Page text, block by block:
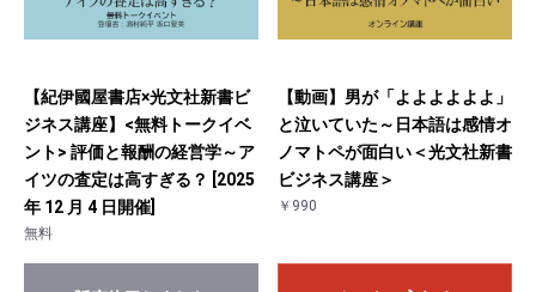
【紀伊國屋書店×光文社新書ビ
ジネス講座】<無料トークイベ
ント> 評価と報酬の経営学～ア
イツの査定は高すぎる？ [2025
年 12 月 4 日開催]
無料
【動画】男が「よよよよよよ」
と泣いていた～日本語は感情オ
ノマトペが面白い＜光文社新書
ビジネス講座＞
￥990
お買い物を続ける カートへ進む